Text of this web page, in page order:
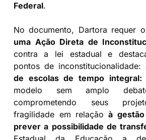
Federal.
No documento, Dartora requer o
uma Ação Direta de
contra a lei estadual e
pontos de inconstitucionalidade:
de escolas de tempo integral:
modelo sem amplo
comprometendo seus
fragilidade em relação à
prever a possibilidade de